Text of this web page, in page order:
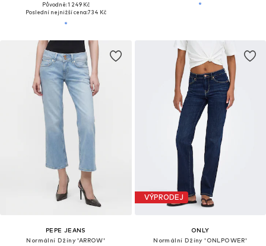
Původně: 1 249 Kč
Poslední nejnižší cena:734 Kč
PEPE JEANS
Normální Džíny 'ARROW'
VÝPRODEJ
ONLY
Normální Džíny 'ONLPOWER'